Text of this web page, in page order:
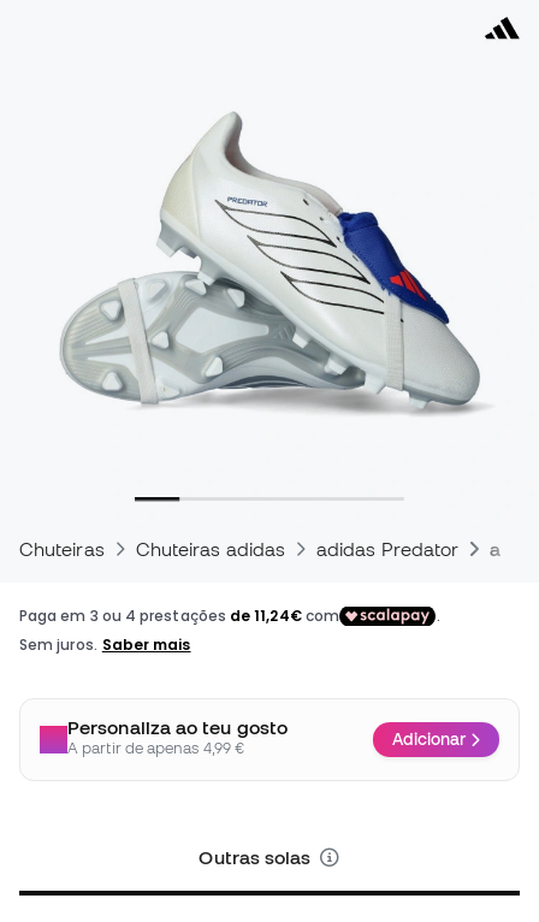
Chuteiras Chuteiras adidas adidas Predator
Personaliza ao teu gosto
A partir de apenas 4,99 € Adicionar
Outras solas